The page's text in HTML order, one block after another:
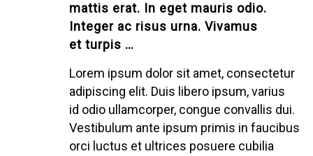
mattis erat. In eget mauris odio.
Integer ac risus urna. Vivamus
et turpis …
Lorem ipsum dolor sit amet, consectetur
adipiscing elit. Duis libero ipsum, varius
id odio ullamcorper, congue convallis dui.
Vestibulum ante ipsum primis in faucibus
orci luctus et ultrices posuere cubilia